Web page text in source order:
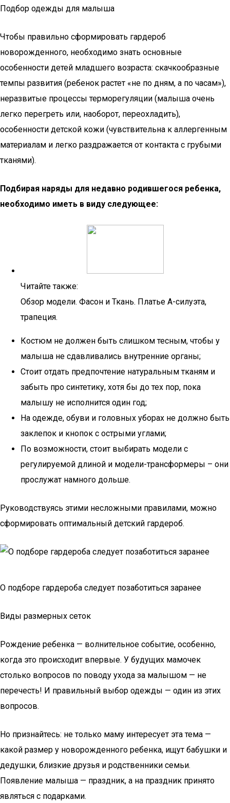
Подбор одежды для малыша
Чтобы правильно сформировать гардероб
новорожденного, необходимо знать основные
особенности детей младшего возраста: скачкообразные
темпы развития (ребенок растет «не по дням, а по часам»),
неразвитые процессы терморегуляции (малыша очень
легко перегреть или, наоборот, переохладить),
особенности детской кожи (чувствительна к аллергенным
материалам и легко раздражается от контакта с грубыми
тканями).
Подбирая наряды для недавно родившегося ребенка,
необходимо иметь в виду следующее:
Читайте также:
Обзор модели. Фасон и Ткань. Платье А-силуэта,
трапеция.
Костюм не должен быть слишком тесным, чтобы у
малыша не сдавливались внутренние органы;
Стоит отдать предпочтение натуральным тканям и
забыть про синтетику, хотя бы до тех пор, пока
малышу не исполнится один год;
На одежде, обуви и головных уборах не должно быть
заклепок и кнопок с острыми углами;
По возможности, стоит выбирать модели с
регулируемой длиной и модели-трансформеры – они
прослужат намного дольше.
Руководствуясь этими несложными правилами, можно
сформировать оптимальный детский гардероб.
О подборе гардероба следует позаботиться заранее
Виды размерных сеток
Рождение ребенка — волнительное событие, особенно,
когда это происходит впервые. У будущих мамочек
столько вопросов по поводу ухода за малышом — не
перечесть! И правильный выбор одежды — один из этих
вопросов.
Но признайтесь: не только маму интересует эта тема —
какой размер у новорожденного ребенка, ищут бабушки и
дедушки, близкие друзья и родственники семьи.
Появление малыша — праздник, а на праздник принято
являться с подарками.